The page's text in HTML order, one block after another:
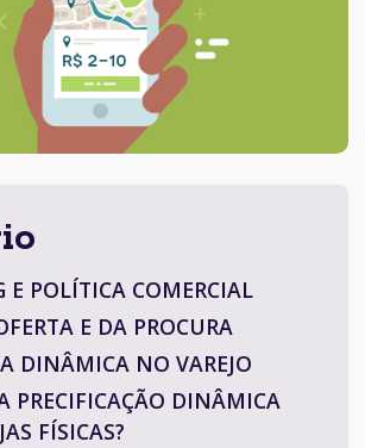
E POLÍTICA COMERCIAL
E DA PROCURA
DINÂMICA NO VAREJO
PRECIFICAÇÃO DINÂMICA
FÍSICAS?